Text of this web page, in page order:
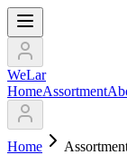
WeLar
HomeAssortment
Home